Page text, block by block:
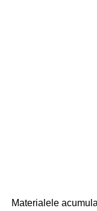
Materialele